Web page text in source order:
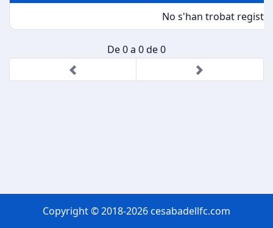
No s'han trobat
De 0 a 0 de 0
Copyright © 2018-2026 cesabadellfc.com